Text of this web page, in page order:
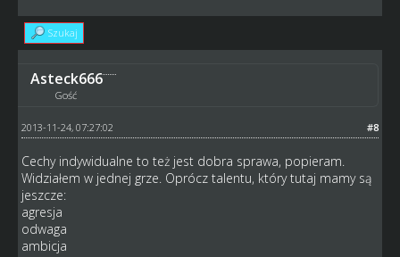
Szukaj
Asteck666
Gość
#8
2013-11-24, 07:27:02
Cechy indywidualne to też jest dobra sprawa, popieram.
Widziałem w jednej grze. Oprócz talentu, który tutaj mamy są
jeszcze:
agresja
odwaga
ambicja